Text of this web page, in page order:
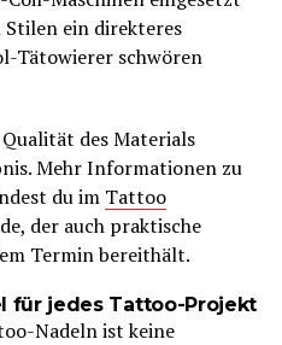
ein direkteres
Tätowierer schwören
des Materials
Mehr Informationen zu
du im Tattoo
der auch praktische
Termin bereithält.
für jedes Tattoo-Projekt
Nadeln ist keine